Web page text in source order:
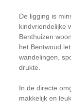
De ligging is
kindvriendelijke
Benthuizen
het Bentwoud
wandelingen,
drukte.
In de directe
makkelijk en